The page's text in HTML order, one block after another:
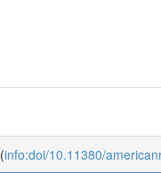
(info:doi/10.11380/